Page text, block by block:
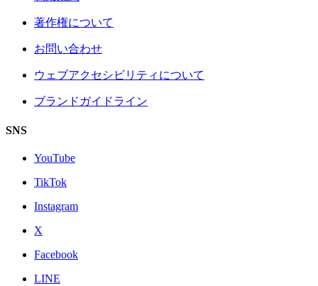
著作権について
お問い合わせ
ウェブアクセシビリティについて
ブランドガイドライン
SNS
YouTube
TikTok
Instagram
X
Facebook
LINE